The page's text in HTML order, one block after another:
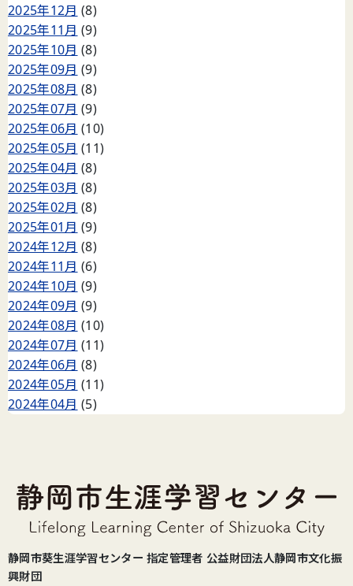
2025年12月 (8)
2025年11月 (9)
2025年10月 (8)
2025年09月 (9)
2025年08月 (8)
2025年07月 (9)
2025年06月 (10)
2025年05月 (11)
2025年04月 (8)
2025年03月 (8)
2025年02月 (8)
2025年01月 (9)
2024年12月 (8)
2024年11月 (6)
2024年10月 (9)
2024年09月 (9)
2024年08月 (10)
2024年07月 (11)
2024年06月 (8)
2024年05月 (11)
2024年04月 (5)
静岡市葵生涯学習センター 指定管理者 公益財団法人静岡市文化振
興財団